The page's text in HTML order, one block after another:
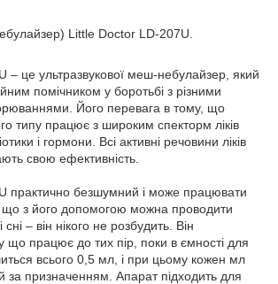
Little Doctor LD-207U.
– це ультразвукової меш-небулайзер, який
помічником у боротьбі з різними
Його перевага в тому, що
типу працює з широким спекторм ліків
і гормони. Всі активні речовини ліків
свою ефективність.
практично безшумний і може працювати
що з його допомогою можна проводити
сні – він нікого не розбудить. Він
що працює до тих пір, поки в ємності для
всього 0,5 мл, і при цьому кожен мл
за призначенням. Апарат підходить для